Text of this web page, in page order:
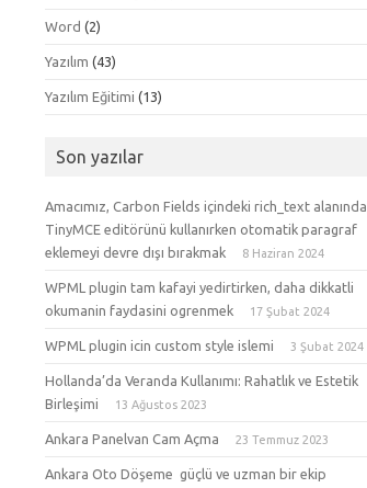
Word (2)
Yazılım (43)
Yazılım Eğitimi (13)
Son yazılar
Amacımız, Carbon Fields içindeki rich_text alanında
TinyMCE editörünü kullanırken otomatik paragraf
eklemeyi devre dışı bırakmak
8 Haziran 2024
WPML plugin tam kafayi yedirtirken, daha dikkatli
okumanin faydasini ogrenmek
17 Şubat 2024
WPML plugin icin custom style islemi 3 Şubat 2024
Hollanda’da Veranda Kullanımı: Rahatlık ve Estetik
Birleşimi
13 Ağustos 2023
Ankara Panelvan Cam Açma 23 Temmuz 2023
Ankara Oto Döşeme güçlü ve uzman bir ekip